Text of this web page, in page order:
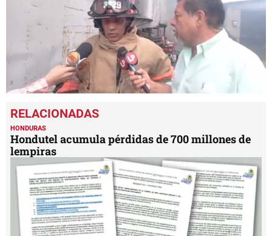
seconds
of
5
minutes,
31
seconds
HONDURAS
Hondutel acumula pérdidas de 700 millones de
lempiras